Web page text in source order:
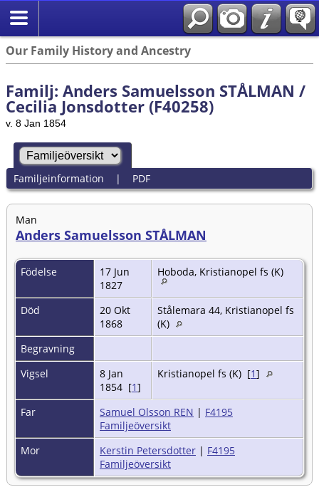
Our Family History and Ancestry
Familj: Anders Samuelsson STÅLMAN /
Cecilia Jonsdotter (F40258)
v. 8 Jan 1854
Familjeinformation | PDF
Man
Anders Samuelsson STÅLMAN
Födelse
17 Jun
1827
Hoboda, Kristianopel fs (K)
Död
20 Okt
1868
Stålemara 44, Kristianopel fs
(K)
Begravning
Vigsel
8 Jan
1854 [1]
Kristianopel fs (K) [1]
Far Samuel Olsson REN | F4195
Familjeöversikt
Mor
Kerstin Petersdotter | F4195
Familjeöversikt